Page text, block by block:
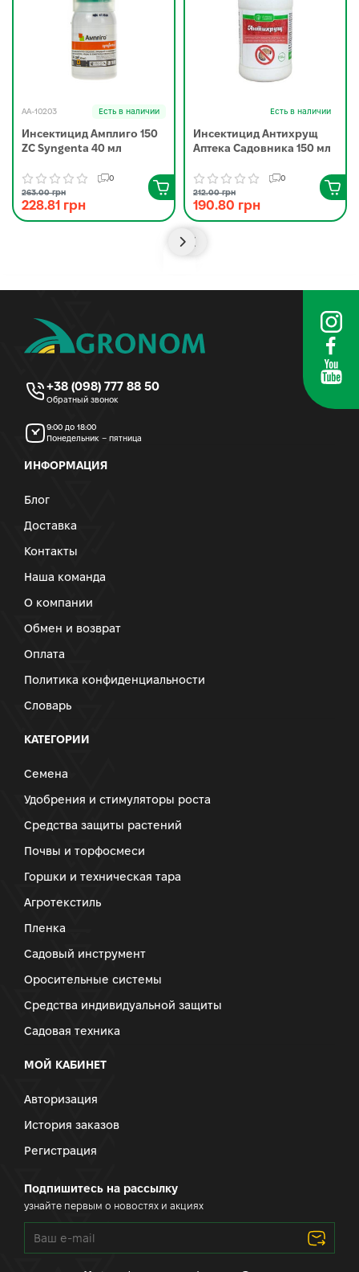
AA-10203 Есть в наличии
Инсектицид Амплиго 150
ZC Syngenta 40 мл
0
263.00 грн
228.81 грн
Есть в наличии
Инсектицид Антихрущ
Аптека Садовника 150 мл
0
212.00 грн
190.80 грн
+38 (098) 777 88 50
Обратный звонок
9:00 до 18:00
Понедельник – пятница
ИНФОРМАЦИЯ
Блог
Доставка
Контакты
Наша команда
О компании
Обмен и возврат
Оплата
Политика конфиденциальности
Словарь
КАТЕГОРИИ
Семена
Удобрения и стимуляторы роста
Средства защиты растений
Почвы и торфосмеси
Горшки и техническая тара
Агротекстиль
Пленка
Садовый инструмент
Оросительные системы
Средства индивидуальной защиты
Садовая техника
МОЙ КАБИНЕТ
Авторизация
История заказов
Регистрация
Подпишитесь на рассылку
узнайте первым о новостях и акциях